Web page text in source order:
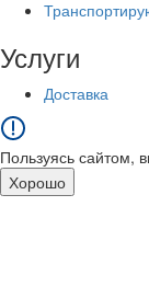
Услуги
Доставка
Пользуясь сайтом,
Хорошо